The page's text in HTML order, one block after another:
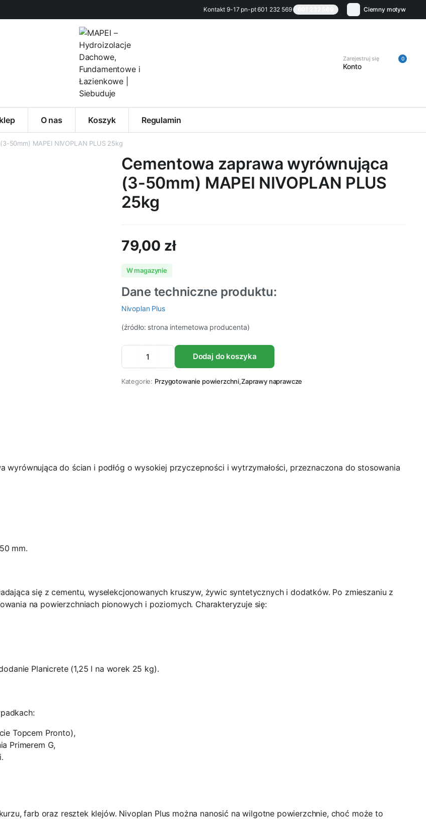
Kontakt 9-17 pn-pt 601 232 569 Ciemny motyw
Zarejestruj się
Konto
0
O nas Koszyk Regulamin
50mm) MAPEI NIVOPLAN PLUS 25kg
Cementowa zaprawa wyrównująca
(3-50mm) MAPEI NIVOPLAN PLUS
25kg
79,00 zł
W magazynie
Dane techniczne produktu:
Nivoplan Plus
(źródło: strona internetowa producenta)
Cementowa
zaprawa
wyrównująca
(3-
50mm)
Dodaj do koszyka
Kategorie: Przygotowanie powierzchni,Zaprawy naprawcze
do ścian i podłóg o wysokiej przyczepności i wytrzymałości, przeznaczona do stosowania
mm.
się z cementu, wyselekcjonowanych kruszyw, żywic syntetycznych i dodatków. Po zmieszaniu z
na powierzchniach pionowych i poziomych. Charakteryzuje się:
Planicrete (1,25 l na worek 25 kg).
Topcem Pronto),
Primerem G,
farb oraz resztek klejów. Nivoplan Plus można nanosić na wilgotne powierzchnie, choć może to